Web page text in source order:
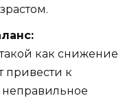
как снижение
привести к